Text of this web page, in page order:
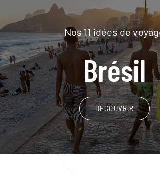
Nos 11 idées de
Brésil
DÉCOUVRIR